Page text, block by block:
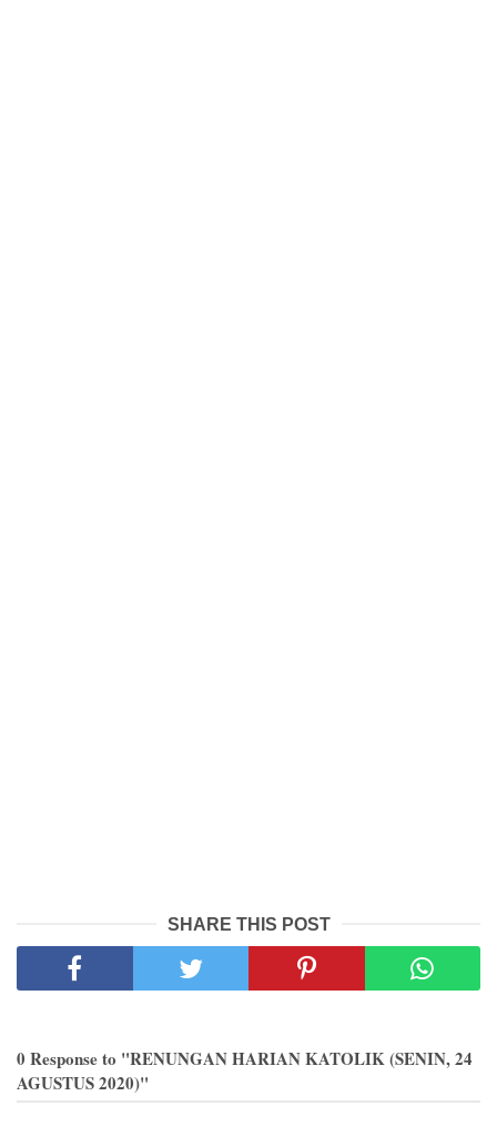
SHARE THIS POST
0 Response to "RENUNGAN HARIAN KATOLIK (SENIN, 24
AGUSTUS 2020)"